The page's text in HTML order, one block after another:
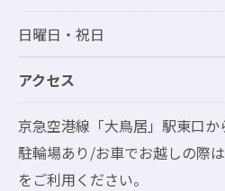
日曜日・祝日
アクセス
京急空港線「大鳥居」駅東口か
駐輪場あり/お車でお越しの際
をご利用ください。